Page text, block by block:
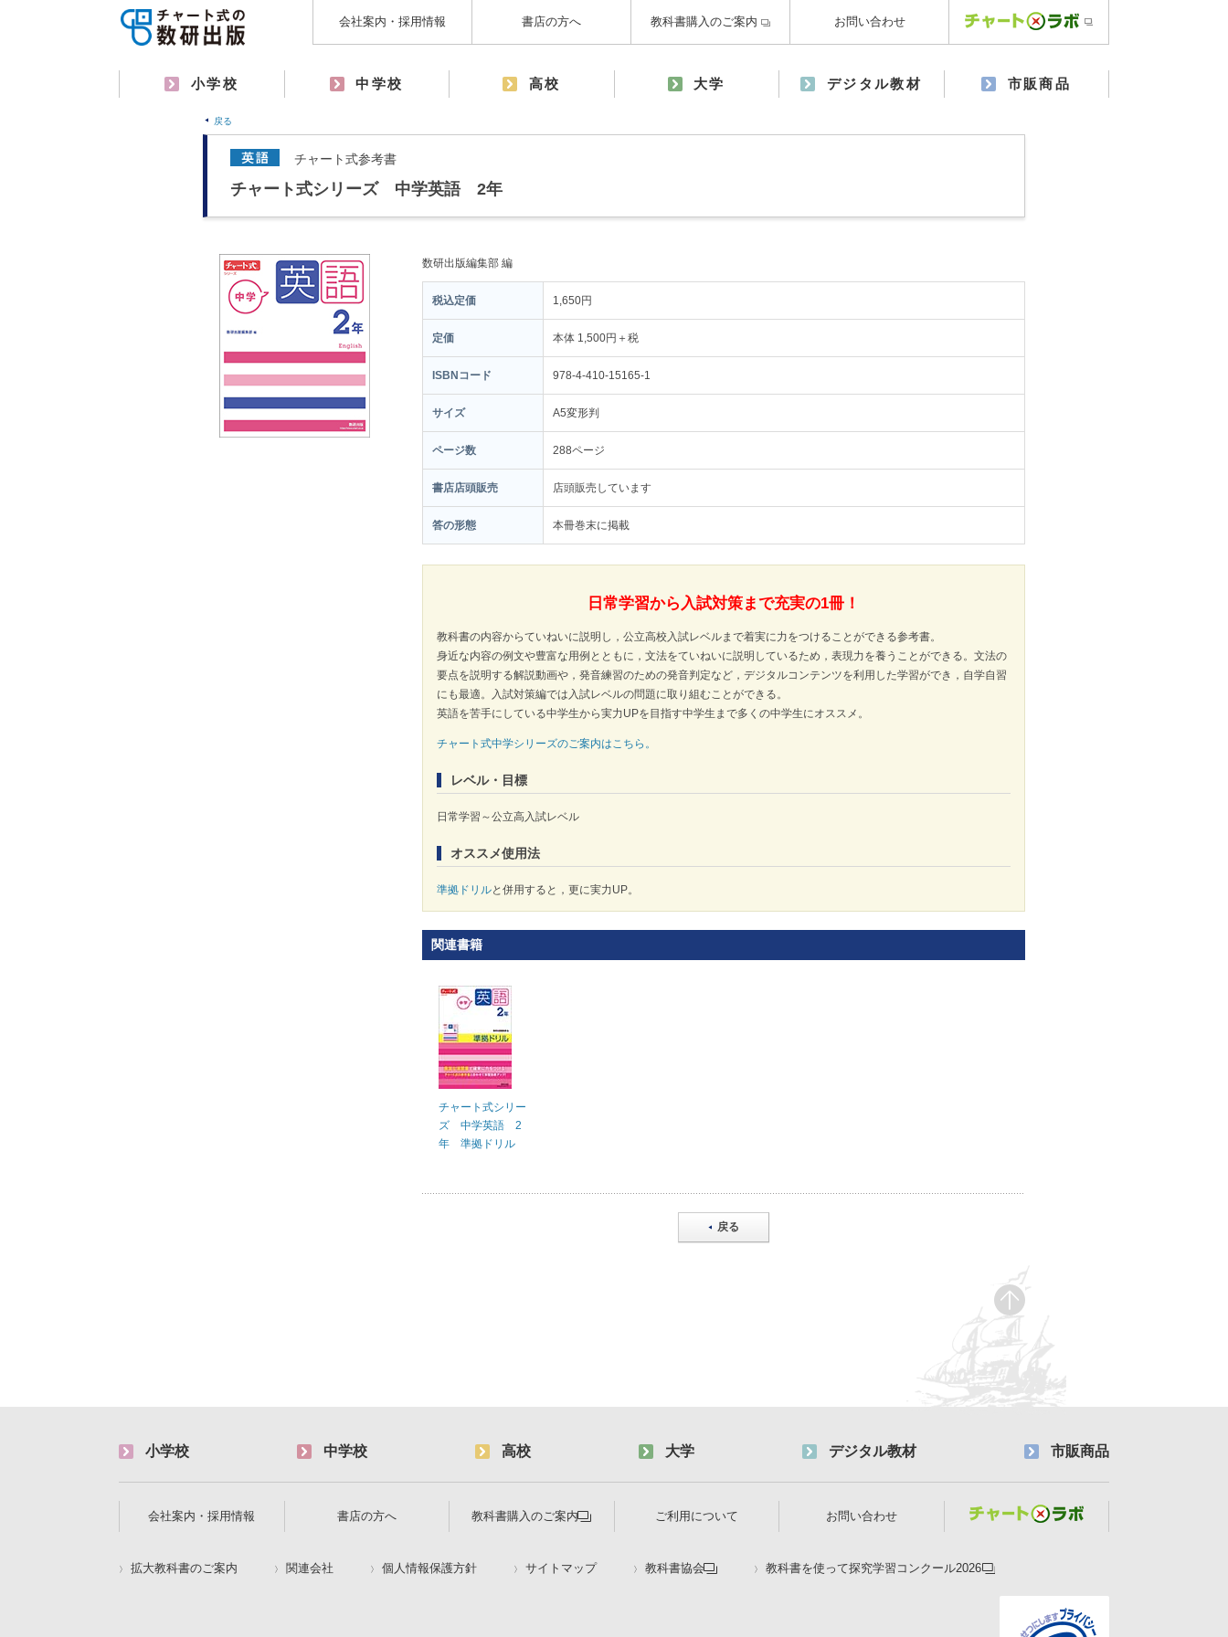
会社案内・採用情報 書店の方へ 教科書購入のご案内 お問い合わせ
小学校 中学校 高校 大学 デジタル教材 市販商品
戻る
チャート式参考書
チャート式シリーズ 中学英語 2年
数研出版編集部 編
税込定価 1,650円
定価 本体 1,500円＋税
ISBNコード 978-4-410-15165-1
サイズ A5変形判
ページ数 288ページ
書店店頭販売 店頭販売しています
答の形態 本冊巻末に掲載
日常学習から入試対策まで充実の1冊！
教科書の内容からていねいに説明し，公立高校入試レベルまで着実に力をつけることができる参考書。
身近な内容の例文や豊富な用例とともに，文法をていねいに説明しているため，表現力を養うことができる。文法の
要点を説明する解説動画や，発音練習のための発音判定など，デジタルコンテンツを利用した学習ができ，自学自習
にも最適。入試対策編では入試レベルの問題に取り組むことができる。
英語を苦手にしている中学生から実力UPを目指す中学生まで多くの中学生にオススメ。
チャート式中学シリーズのご案内はこちら。
レベル・目標
日常学習～公立高入試レベル
オススメ使用法
準拠ドリルと併用すると，更に実力UP。
関連書籍
チャート式シリー
ズ 中学英語 2
年 準拠ドリル
戻る
小学校 中学校 高校 大学 デジタル教材 市販商品
会社案内・採用情報 書店の方へ 教科書購入のご案内 ご利用について お問い合わせ
拡大教科書のご案内 関連会社 個人情報保護方針 サイトマップ 教科書協会 教科書を使って探究学習コンクール2026